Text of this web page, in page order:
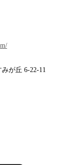
が丘 6-22-11